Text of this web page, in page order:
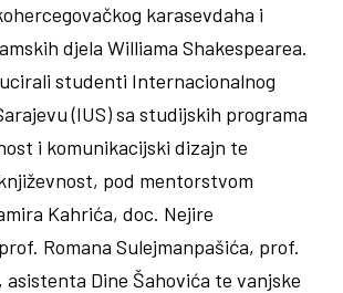
karasevdaha i
djela Williama Shakespearea.
studenti Internacionalnog
(IUS) sa studijskih programa
i komunikacijski dizajn te
pod mentorstvom
Kahrića, doc. Nejire
Romana Sulejmanpašića, prof.
asistenta Dine Šahovića te vanjske